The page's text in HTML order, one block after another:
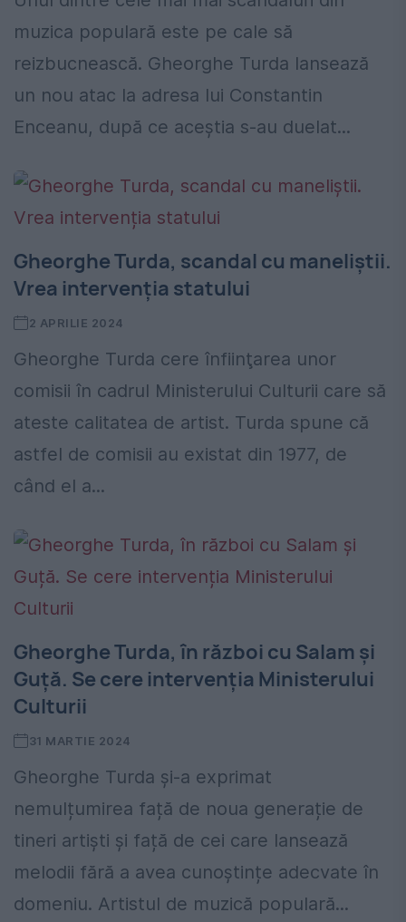
muzica populară este pe cale să
reizbucnească. Gheorghe Turda lansează
un nou atac la adresa lui Constantin
Enceanu, după ce aceștia s-au duelat...
Gheorghe Turda, scandal cu maneliștii.
Vrea intervenția statului
2 APRILIE 2024
Gheorghe Turda cere înfiinţarea unor
comisii în cadrul Ministerului Culturii care să
ateste calitatea de artist. Turda spune că
astfel de comisii au existat din 1977, de
când el a...
Gheorghe Turda, în război cu Salam și
Guță. Se cere intervenția Ministerului
Culturii
31 MARTIE 2024
Gheorghe Turda și-a exprimat
nemulțumirea față de noua generație de
tineri artiști și față de cei care lansează
melodii fără a avea cunoștințe adecvate în
domeniu. Artistul de muzică populară...